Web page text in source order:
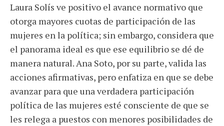
Laura Solís ve positivo el avance normativo que
otorga mayores cuotas de participación de las
mujeres en la política; sin embargo, considera que
el panorama ideal es que ese equilibrio se dé de
manera natural. Ana Soto, por su parte, valida las
acciones afirmativas, pero enfatiza en que se debe
avanzar para que una verdadera participación
política de las mujeres esté consciente de que se
les relega a puestos con menores posibilidades de